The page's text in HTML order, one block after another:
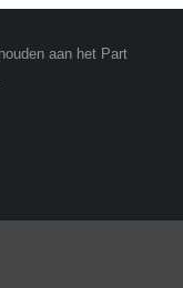
aan het Part